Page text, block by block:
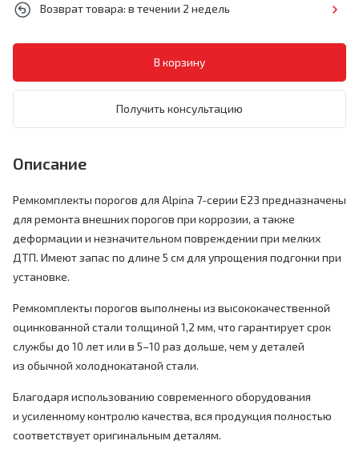
Возврат товара: в течении 2 недель
Получить консультацию
Описание
Ремкомплекты порогов для Alpina 7-серии E23 предназначены
для ремонта внешних порогов при коррозии, а также
деформации и незначительном повреждении при мелких
ДТП. Имеют запас по длине 5 см для упрощения подгонки при
установке.
Ремкомплекты порогов выполнены из высококачественной
оцинкованной стали толщиной 1,2 мм, что гарантирует срок
службы до 10 лет или в 5–10 раз дольше, чем у деталей
из обычной холоднокатаной стали.
Благодаря использованию современного оборудования
и усиленному контролю качества, вся продукция полностью
соответствует оригинальным деталям.